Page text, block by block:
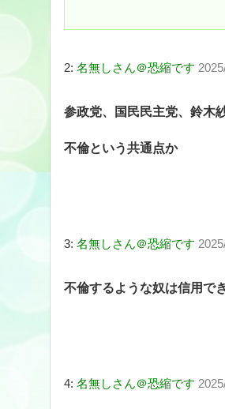
2: 名無しさん＠恐縮です
参政党、国民民主党、鈴木
不倫という共通点か
3: 名無しさん＠恐縮です
不倫するような奴は信用で
4: 名無しさん＠恐縮です